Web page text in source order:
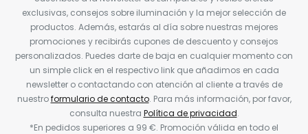
exclusivas, consejos sobre iluminación y la mejor selección de
productos. Además, estarás al día sobre nuestras mejores
promociones y recibirás cupones de descuento y consejos
personalizados. Puedes darte de baja en cualquier momento con
un simple click en el respectivo link que añadimos en cada
newsletter o contactando con atención al cliente a través de
nuestroformulario de contacto. Para más información, por favor,
consulta nuestra Política de privacidad.
*En pedidos superiores a 99 €. Promoción válida en todo el